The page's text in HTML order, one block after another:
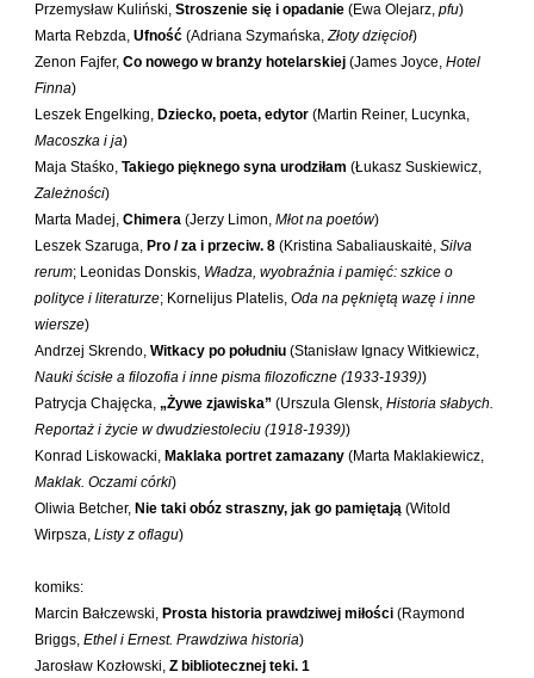
Masłowiecka Agnieszka
Maślanek Jarosław
Matlachowska-Pala Joanna
Mickiewicz Anna Maria
Mieczysłavsky Rafał
Mirahina Agnieszka
Mrozek Mirosław
Muszer Dariusz
Niewrzęda Krzysztof
Nowakowska Ewa Elżbieta
Nowakowski Cezary
Nowakowski Jakub
Obrąpalska Grażyna
Orzeł Paweł
Pacukiewicz Marek
Pawłowski Jakub Michał
Przemysław Kuliński, Stroszenie się i opadanie(Ewa Olejarz, pfu)
Marta Rebzda, Ufność(Adriana Szymańska,Złoty dzięcioł)
Zenon Fajfer, Co nowego w branży hotelarskiej(James Joyce, Hotel
Finna)
Leszek Engelking, Dziecko, poeta, edytor(Martin Reiner, Lucynka,
Macoszka i ja)
Maja Staśko, Takiego pięknego syna urodziłam (Łukasz Suskiewicz,
Zależności)
Marta Madej, Chimera(Jerzy Limon, Młot na poetów)
Leszek Szaruga, Pro / za i przeciw. 8(Kristina Sabaliauskaitė, Silva
rerum; Leonidas Donskis, Władza, wyobraźnia i pamięć: szkice o
polityce i literaturze; Kornelijus Platelis, Oda na pękniętą wazę i inne
wiersze)
Andrzej Skrendo, Witkacy po południu(Stanisław Ignacy Witkiewicz,
Nauki ścisłe a filozofia i inne pisma filozoficzne (1933-1939))
Patrycja Chajęcka, „Żywe zjawiska”(Urszula Glensk, Historia słabych.
Reportaż i życie w dwudziestoleciu (1918-1939))
Konrad Liskowacki, Maklaka portret zamazany(Marta Maklakiewicz,
Maklak. Oczami córki)
Oliwia Betcher, Nie taki obóz straszny, jak go pamiętają(Witold
Wirpsza, Listy z oflagu)
komiks:
Marcin Bałczewski, Prosta historia prawdziwej miłości(Raymond
Briggs, Ethel i Ernest. Prawdziwa historia)
Jarosław Kozłowski, Z bibliotecznej teki. 1